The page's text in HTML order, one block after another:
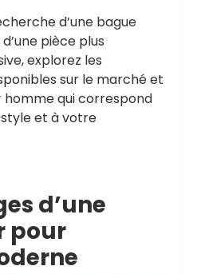
d’une bague
pièce plus
explorez les
sur le marché et
qui correspond
et à votre
d’une
pour